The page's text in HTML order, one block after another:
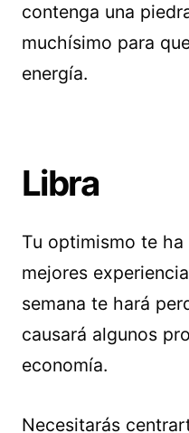
contenga una
muchísimo para
energía.
Libra
Tu optimismo te
mejores
semana te hará
causará algunos
economía.
Necesitarás